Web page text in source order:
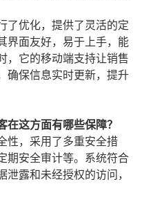
了优化，提供了灵活的定
界面友好，易于上手，能
，它的移动端支持让销售
确保信息实时更新，提升
这方面有哪些保障？
性，采用了多重安全措
期安全审计等。系统符合
露和未经授权的访问，